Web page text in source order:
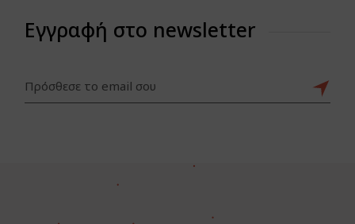
Εγγραφή στο newsletter